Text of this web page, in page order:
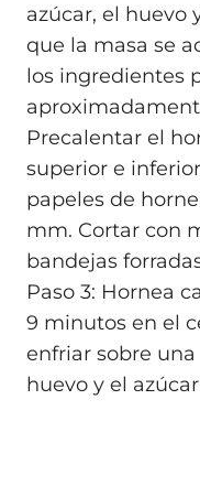
azúcar, el huevo
que la masa se
los ingredientes
Precalentar el
superior e
papeles de
mm. Cortar con
bandejas
Paso 3: Hornea
9 minutos en el
enfriar sobre
huevo y el